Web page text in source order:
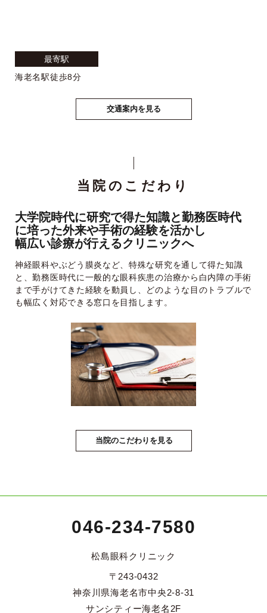
最寄駅
海老名駅徒歩8分
交通案内を見る
当院のこだわり
大学院時代に研究で得た知識と勤務医時代
に培った外来や手術の経験を活かし
幅広い診療が行えるクリニックへ
神経眼科やぶどう膜炎など、特殊な研究を通して得た知識
と、勤務医時代に一般的な眼科疾患の治療から白内障の手術
まで手がけてきた経験を動員し、どのような目のトラブルで
も幅広く対応できる窓口を目指します。
当院のこだわりを見る
046-234-7580
松島眼科クリニック
〒243-0432
神奈川県海老名市中央2-8-31
サンシティー海老名2F